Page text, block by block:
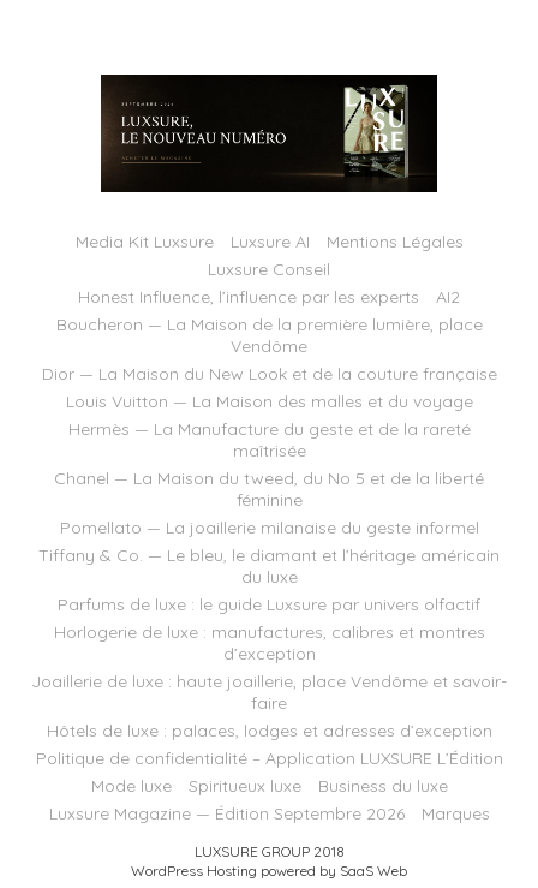
Media Kit Luxsure Luxsure AI
Mentions Légales
Luxsure Conseil
Honest Influence, l’influence par les experts
AI2
Boucheron — La Maison de la première lumière, place
Vendôme
Dior — La Maison du New Look et de la couture française
Louis Vuitton — La Maison des malles et du voyage
Hermès — La Manufacture du geste et de la rareté
maîtrisée
Chanel — La Maison du tweed, du No 5 et de la liberté
féminine
Pomellato — La joaillerie milanaise du geste informel
Tiffany & Co. — Le bleu, le diamant et l’héritage américain
du luxe
Parfums de luxe : le guide Luxsure par univers olfactif
Horlogerie de luxe : manufactures, calibres et montres
d’exception
Joaillerie de luxe : haute joaillerie, place Vendôme et savoir-
faire
Hôtels de luxe : palaces, lodges et adresses d’exception
Politique de confidentialité – Application LUXSURE L’Édition
Mode luxe
Spiritueux luxe
Business du luxe
Luxsure Magazine — Édition Septembre 2026
Marques
LUXSURE GROUP 2018
WordPress Hosting powered by SaaS Web